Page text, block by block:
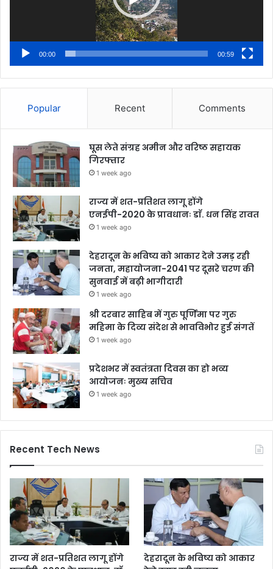
00:00 00:59
Popular Recent Comments
घूस लेते संग्रह अमीन और वरिष्ठ सहायक
गिरफ्तार
1 week ago
राज्य में शत-प्रतिशत लागू होंगे
एनईपी-2020 के प्रावधानः डाॅ. धन सिंह रावत
1 week ago
देहरादून के भविष्य को आकार देने उमड़ रही
जनता, महायोजना-2041 पर दूसरे चरण की
सुनवाई में बढ़ी भागीदारी
1 week ago
श्री दरबार साहिब में गुरु पूर्णिमा पर गुरु
महिमा के दिव्य संदेश से भावविभोर हुई संगतें
1 week ago
प्रदेशभर में स्वतंत्रता दिवस का हो भव्य
आयोजनः मुख्य सचिव
1 week ago
Recent Tech News
राज्य में शत-प्रतिशत लागू होंगे
देहरादून के भविष्य को आकार